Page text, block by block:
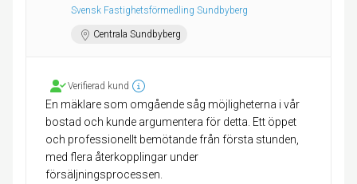
Svensk Fastighetsförmedling Sundbyberg
Centrala Sundbyberg
Verifierad kund
En mäklare som omgående såg möjligheterna i vår
bostad och kunde argumentera för detta. Ett öppet
och professionellt bemötande från första stunden,
med flera återkopplingar under
försäljningsprocessen.